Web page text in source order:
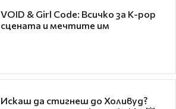
VOID & Girl Code: Всичко за K-pop
сцената и мечтите им
Искаш да стигнеш до Холивуд?